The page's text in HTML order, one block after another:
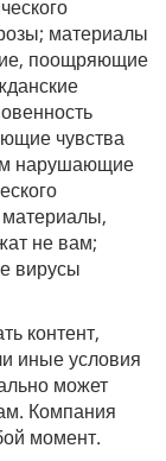
материалы
поощряющие
чувства
нарушающие
не вам;
вирусы
контент,
иные условия
может
Компания
момент.